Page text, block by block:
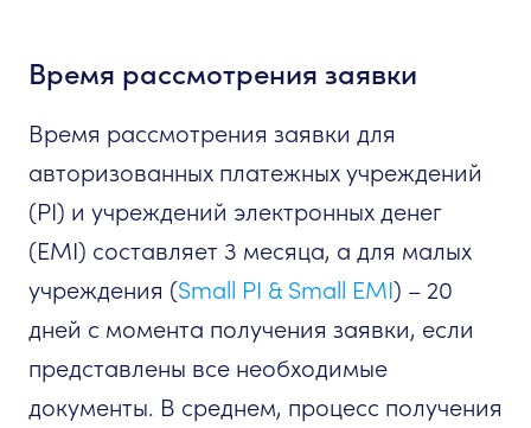
Время рассмотрения заявки
Время рассмотрения заявки для
авторизованных платежных учреждений
(PI) и учреждений электронных денег
(EMI) составляет 3 месяца, а для малых
учреждения (Small PI & Small EMI) – 20
дней с момента получения заявки, если
представлены все необходимые
документы. В среднем, процесс получения